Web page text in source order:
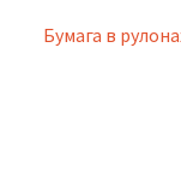
Бумага в